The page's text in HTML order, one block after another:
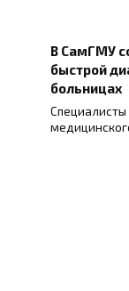
В СамГМУ
быстрой
больницах
Специалисты